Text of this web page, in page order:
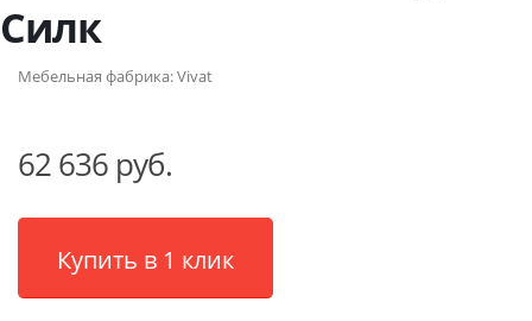
Силк
Мебельная фабрика:Vivat
62 636 руб.
Купить в 1 клик